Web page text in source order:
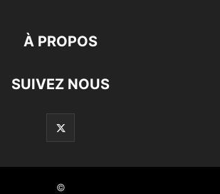
À PROPOS
SUIVEZ NOUS
©